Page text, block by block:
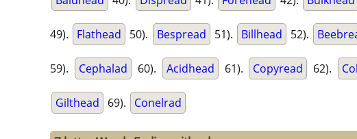
49). Flathead 50). Bespread 51). Billhead 52).
59). Cephalad 60). Acidhead 61). Copyread 62).
Gilthead 69). Conelrad